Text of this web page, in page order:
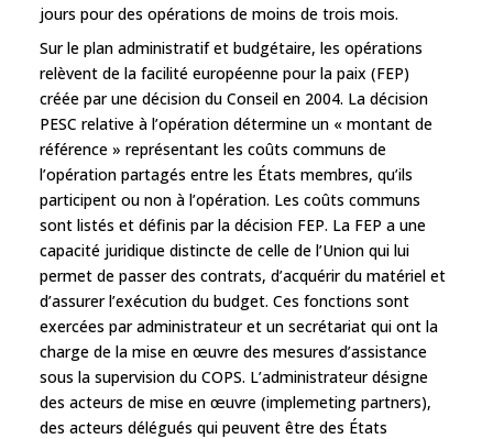
jours pour des opérations de moins de trois mois.
Sur le plan administratif et budgétaire, les opérations
relèvent de la facilité européenne pour la paix (FEP)
créée par une décision du Conseil en 2004. La décision
PESC relative à l’opération détermine un « montant de
référence » représentant les coûts communs de
l’opération partagés entre les États membres, qu’ils
participent ou non à l’opération. Les coûts communs
sont listés et définis par la décision FEP. La FEP a une
capacité juridique distincte de celle de l’Union qui lui
permet de passer des contrats, d’acquérir du matériel et
d’assurer l’exécution du budget. Ces fonctions sont
exercées par administrateur et un secrétariat qui ont la
charge de la mise en œuvre des mesures d’assistance
sous la supervision du COPS. L’administrateur désigne
des acteurs de mise en œuvre (implemeting partners),
des acteurs délégués qui peuvent être des États